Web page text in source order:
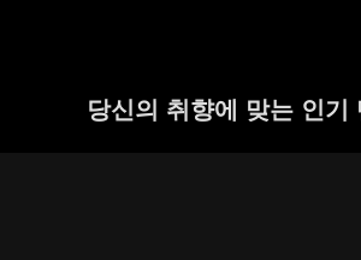
당신의 취향에 맞는 인기